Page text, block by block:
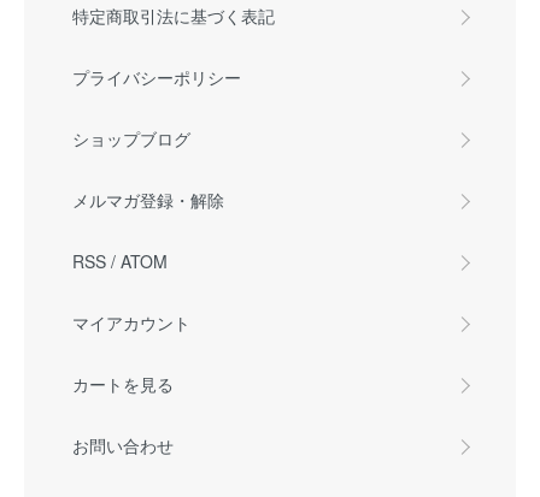
特定商取引法に基づく表記
プライバシーポリシー
ショップブログ
メルマガ登録・解除
RSS / ATOM
マイアカウント
カートを見る
お問い合わせ